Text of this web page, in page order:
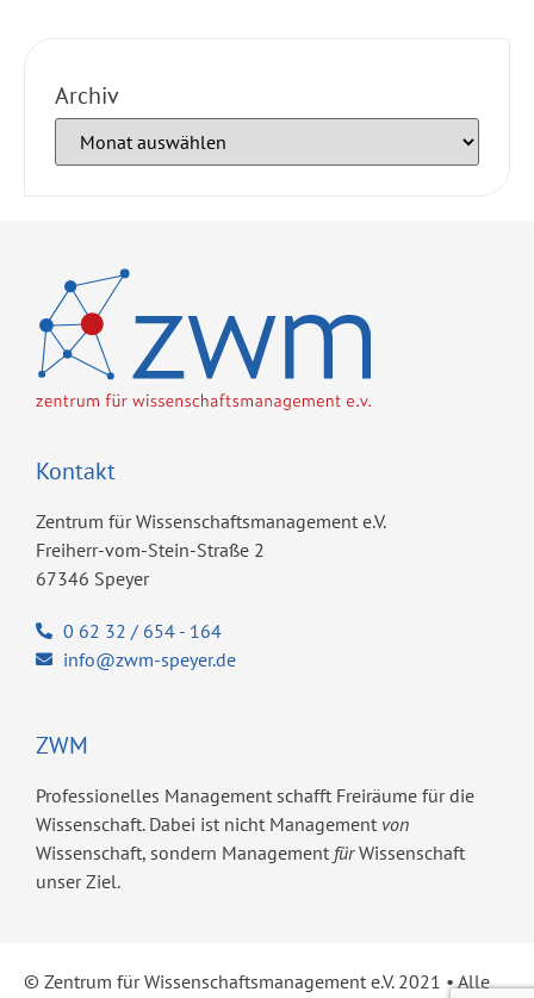
Archiv
Kontakt
Zentrum für Wissenschaftsmanagement e.V.
Freiherr-vom-Stein-Straße 2
67346 Speyer
0 62 32 / 654 - 164
info@zwm-speyer.de
ZWM
Professionelles Management schafft Freiräume für die
Wissenschaft. Dabei ist nicht Management von
Wissenschaft, sondern Management fürWissenschaft
unser Ziel.
© Zentrum für Wissenschaftsmanagement e.V. 2021 ​• Alle